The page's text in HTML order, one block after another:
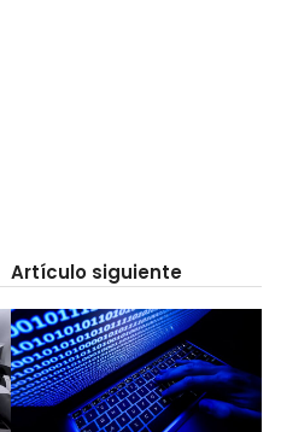
Artículo siguiente